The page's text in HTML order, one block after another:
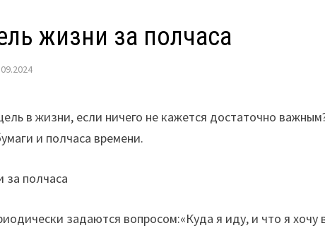
жизни за полчаса
в жизни, если ничего не кажется достаточно
и полчаса времени.
задаются вопросом:«Куда я иду, и что я хочу